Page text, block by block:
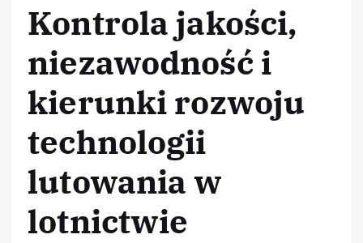
Kontrola jakości,
niezawodność i
kierunki rozwoju
technologii
lutowania w
lotnictwie